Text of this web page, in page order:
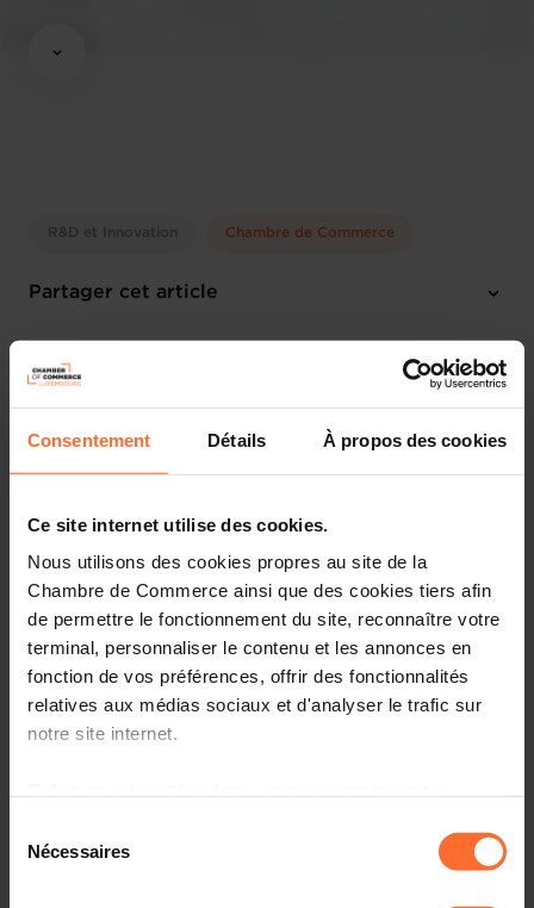
Consentement Détails À propos des cookies
Ce site internet utilise des cookies.
Nous utilisons des cookies propres au site de la
Chambre de Commerce ainsi que des cookies tiers afin
de permettre le fonctionnement du site, reconnaître votre
terminal, personnaliser le contenu et les annonces en
fonction de vos préférences, offrir des fonctionnalités
relatives aux médias sociaux et d'analyser le trafic sur
notre site internet.
à l’exception des cookies strictement nécessaires au
fonctionnement du site. Une description des différents
Nécessaires
R&D et Innovation Chambre de Commerce
Partager cet article
perfect example of a multi-entrepreneur. From founding
mentoring prominent startups like Silicon Luxembourg.
His success is not a coincidence, it is based on the